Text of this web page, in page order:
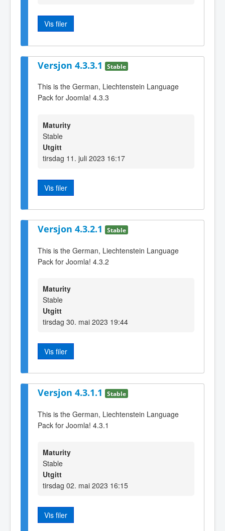
Vis filer
Versjon 4.3.3.1 Stable
This is the German, Liechtenstein Language
Pack for Joomla! 4.3.3
Maturity
Stable
Utgitt
tirsdag 11. juli 2023 16:17
Vis filer
Versjon 4.3.2.1 Stable
This is the German, Liechtenstein Language
Pack for Joomla! 4.3.2
Maturity
Stable
Utgitt
tirsdag 30. mai 2023 19:44
Vis filer
Versjon 4.3.1.1 Stable
This is the German, Liechtenstein Language
Pack for Joomla! 4.3.1
Maturity
Stable
Utgitt
tirsdag 02. mai 2023 16:15
Vis filer